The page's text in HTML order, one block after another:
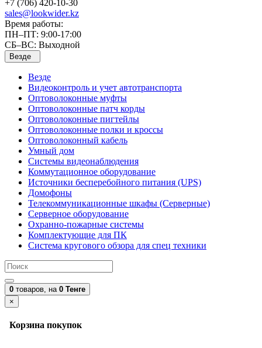
+7 (706) 420-10-30
sales@lookwider.kz
Время работы:
ПН–ПТ: 9:00-17:00
СБ–ВС: Выходной
Везде
Везде
Видеоконтроль и учет автотранспорта
Оптоволоконные муфты
Оптоволоконные патч корды
Оптоволоконные пигтейлы
Оптоволоконные полки и кроссы
Оптоволоконный кабель
Умный дом
Системы видеонаблюдения
Коммутационное оборудование
Источники бесперебойного питания (UPS)
Домофоны
Телекоммуникационные шкафы (Серверные)
Серверное оборудование
Охранно-пожарные системы
Комплектующие для ПК
Система кругового обзора для спец техники
0 товаров, на 0 Тенге
×
Корзина покупок